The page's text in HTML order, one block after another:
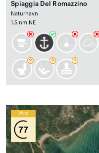
Spiaggia Del Romazzino
Naturhavn
1.5 nm NE
Wind
77